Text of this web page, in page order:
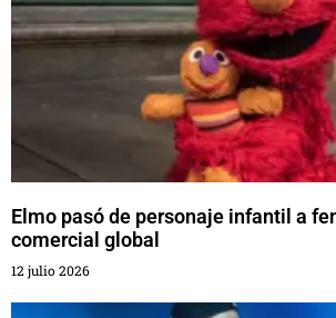
Elmo pasó de personaje infantil a
comercial global
12 julio 2026